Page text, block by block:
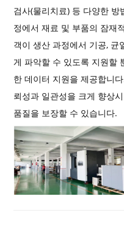
검사(물리치료) 등 다양한
정에서 재료 및 부품의 잠재
객이 생산 과정에서 기공, 균
게 파악할 수 있도록 지원할
한 데이터 지원을 제공합니
뢰성과 일관성을 크게 향상
품질을 보장할 수 있습니다.